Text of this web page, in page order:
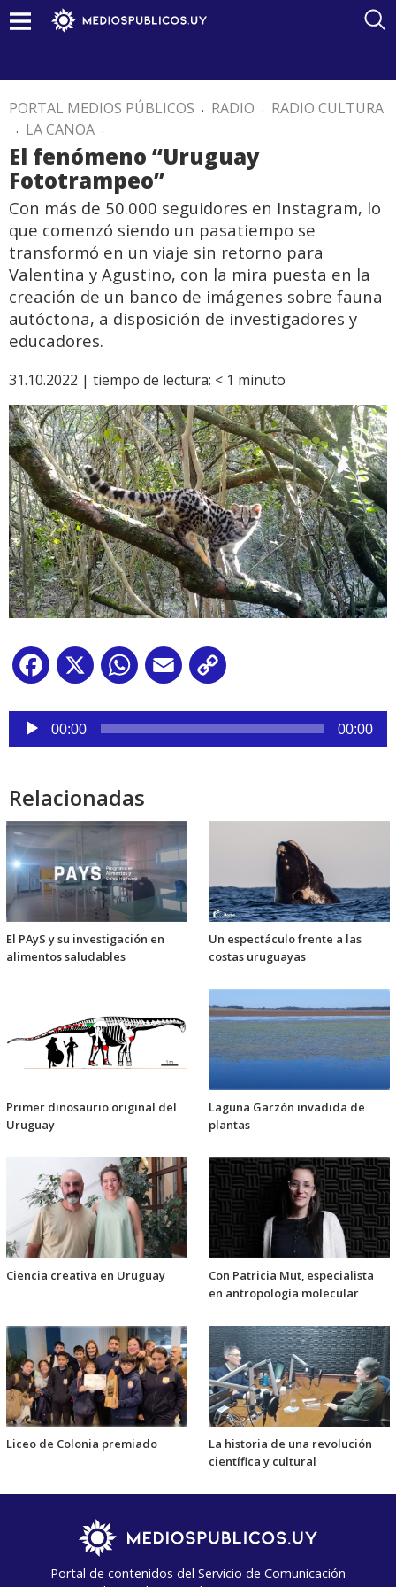
PORTAL MEDIOS PÚBLICOS . RADIO . RADIO CULTURA
. LA CANOA .
El fenómeno “Uruguay
Fototrampeo”
Con más de 50.000 seguidores en Instagram, lo
que comenzó siendo un pasatiempo se
transformó en un viaje sin retorno para
Valentina y Agustino, con la mira puesta en la
creación de un banco de imágenes sobre fauna
autóctona, a disposición de investigadores y
educadores.
31.10.2022 | tiempo de lectura: < 1 minuto
Facebook
X WhatsApp
Email
Reproductor
audio
00:00 00:00
Relacionadas
El PAyS y su investigación en
alimentos saludables
Un espectáculo frente a las
costas uruguayas
Primer dinosaurio original del
Uruguay
Laguna Garzón invadida de
plantas
Ciencia creativa en Uruguay
Con Patricia Mut, especialista
en antropología molecular
Liceo de Colonia premiado
La historia de una revolución
científica y cultural
Portal de contenidos del Servicio de Comunicación